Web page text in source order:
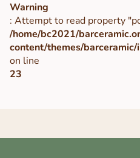
Warning
: Attempt to read property
/home/bc2021/
content/themes/
on line
23